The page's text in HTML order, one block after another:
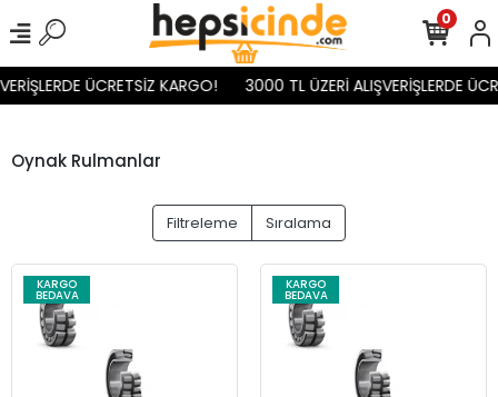
ÜCRETSİZ KARGO! 3000 TL ÜZERİ ALIŞVERİŞLERDE
0
Oynak Rulmanlar
Filtreleme Sıralama
KARGO
BEDAVA
KARGO
BEDAVA